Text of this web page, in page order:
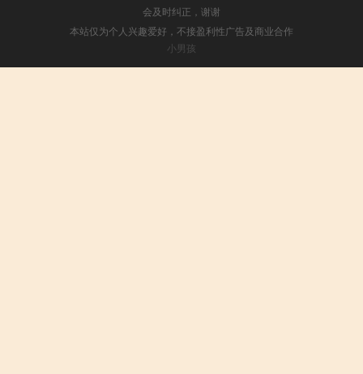
会及时纠正，谢谢
本站仅为个人兴趣爱好，不接盈利性广告及商业合作
小男孩